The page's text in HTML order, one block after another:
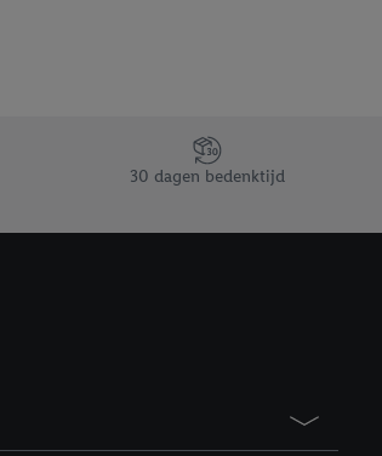
30 dagen bedenktijd